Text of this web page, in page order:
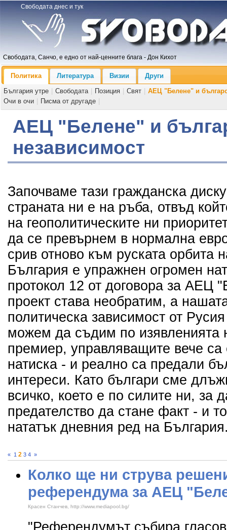
Свободата днес и тук
Свободата, Санчо, е едно от най-ценните блага - Дон Кихот
Политика Литература Визии
Други
България утре
Свободата Позиция Свят
АЕЦ "Белене" и
Очи в очи
Писма от другаде
АЕЦ "Белене" и
независимост
Започваме тази гражданска
страната ни е на ръба, отвъд
на геополитическите ни
да се превърнем в нормална
срив отново към руската орбита
България е упражнен огромен
протокол 12 от договора за АЕЦ
проект става необратим, а
политическа зависимост от
можем да съдим по изявленията
премиер, управляващите вече
натиска - и реално са предали
интереси. Като българи сме
всичко, което е по силите ни, за
предателство да стане факт - и
нататък дневния ред на
« 1 2 3 4 »
Колко ще ни струва
референдума за АЕЦ
Красен Станчев, http://www.mediapool.bg/
"Референдумът събира